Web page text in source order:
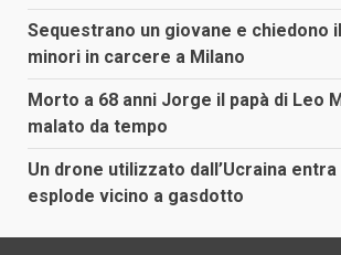
Sequestrano un giovane e chiedono
minori in carcere a Milano
Morto a 68 anni Jorge il papà di Leo
malato da tempo
Un drone utilizzato dall’Ucraina
esplode vicino a gasdotto